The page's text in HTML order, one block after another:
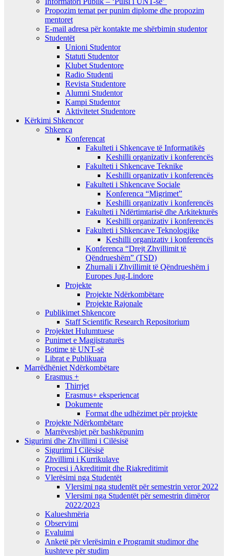
Propozim temat per punim diplome dhe propozim
mentoret
E-mail adresa për kontakte me shërbimin studentor
Studentët
Unioni Studentor
Statuti Studentor
Klubet Studentore
Radio Studenti
Revista Studentore
Alumni Studentor
Kampi Studentor
Aktivitetet Studentore
Kërkimi Shkencor
Shkenca
Konferencat
Fakulteti i Shkencave të Informatikës
Keshilli organizativ i konferencës
Fakulteti i Shkencave Teknike
Keshilli organizativ i konferencës
Fakulteti i Shkencave Sociale
Konferenca “Migrimet”
Keshilli organizativ i konferencës
Fakulteti i Ndërtimtarisë dhe Arkitekturës
Keshilli organizativ i konferencës
Fakulteti i Shkencave Teknologjike
Keshilli organizativ i konferencës
Konferenca “Drejt Zhvillimit të
Qëndrueshëm” (TSD)
Zhurnali i Zhvillimit të Qëndrueshëm i
Europes Jug-Lindore
Projekte
Projekte Ndërkombëtare
Projekte Rajonale
Publikimet Shkencore
Staff Scientific Research Repositorium
Projektet Hulumtuese
Punimet e Magjistraturës
Botime të UNT-së
Librat e Publikuara
Marrëdhëniet Ndërkombëtare
Erasmus +
Thirrjet
Erasmus+ eksperiencat
Dokumente
Format dhe udhëzimet për projekte
Projekte Ndërkombëtare
Marrëveshjet për bashkëpunim
Sigurimi dhe Zhvillimi i Cilësisë
Sigurimi I Cilësisë
Zhvillimi i Kurrikulave
Procesi i Akreditimit dhe Riakreditimit
Vlerësimi nga Studentët
Vlersimi nga studentët për semestrin veror 2022
Vlersimi nga Studentët për semestrin dimëror
2022/2023
Kalueshmëria
Observimi
Evaluimi
Anketë për vlerësimin e Programit studimor dhe
kushteve për studim